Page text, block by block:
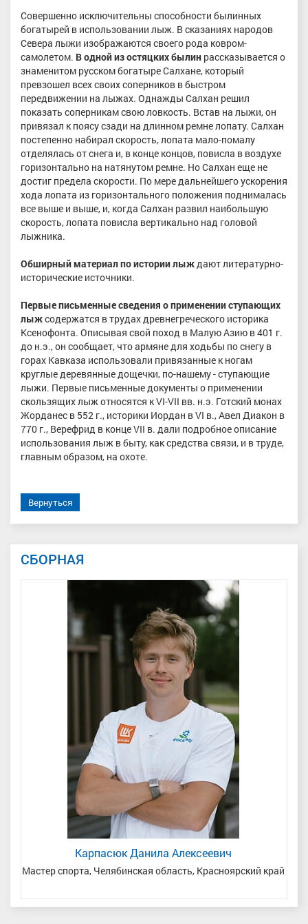
Совершенно исключительны способности былинных
богатырей в использовании лыж. В сказаниях народов
Севера лыжи изображаются своего рода ковром-
самолетом. В одной из остяцких былин рассказывается о
знаменитом русском богатыре Салхане, который
превзошел всех своих соперников в быстром
передвижении на лыжах. Однажды Салхан решил
показать соперникам свою ловкость. Встав на лыжи, он
привязал к поясу сзади на длинном ремне лопату. Салхан
постепенно набирал скорость, лопата мало-помалу
отделялась от снега и, в конце концов, повисла в воздухе
горизонтально на натянутом ремне. Но Салхан еще не
достиг предела скорости. По мере дальнейшего ускорения
хода лопата из горизонтального положения поднималась
все выше и выше, и, когда Салхан развил наибольшую
скорость, лопата повисла вертикально над головой
лыжника.
Обширный материал по истории лыждают литературно-
исторические источники.
Первые письменные сведения о применении ступающих
лыжсодержатся в трудах древнегреческого историка
Ксенофонта. Описывая свой поход в Малую Азию в 401 г.
до н.э., он сообщает, что армяне для ходьбы по снегу в
горах Кавказа использовали привязанные к ногам
круглые деревянные дощечки, по-нашему - ступающие
лыжи. Первые письменные документы о применении
скользящих лыж относятся к VI-VII вв. н.э. Готский монах
Жорданес в 552 г., историки Иордан в VI в., Авел Диакон в
770 г., Верефрид в конце VII в. дали подробное описание
использования лыж в быту, как средства связи, и в труде,
главным образом, на охоте.
Вернуться
СБОРНАЯ
Карпасюк Данила Алексеевич
Мастер спорта, Челябинская область, Красноярский край